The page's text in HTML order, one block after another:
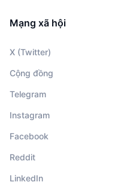
Mạng xã hội
X (Twitter)
Cộng đồng
Telegram
Instagram
Facebook
Reddit
LinkedIn